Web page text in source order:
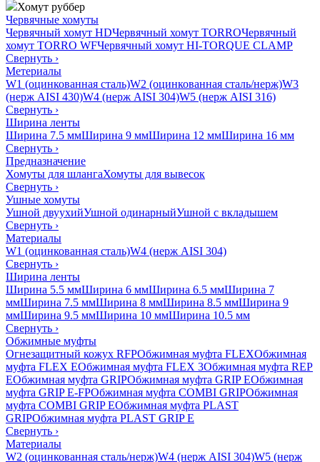
Хомут руббер
Червячные хомуты
Червячный хомут HDЧервячный хомут TORROЧервячный
хомут TORRO WFЧервячный хомут HI-TORQUE CLAMP
Свернуть ›
Метериалы
W1 (оцинкованная сталь)W2 (оцинкованная сталь/нерж)W3
(нерж AISI 430)W4 (нерж AISI 304)W5 (нерж AISI 316)
Свернуть ›
Ширина ленты
Ширина 7.5 ммШирина 9 ммШирина 12 ммШирина 16 мм
Свернуть ›
Предназначение
Хомуты для шлангаХомуты для вывесок
Свернуть ›
Ушные хомуты
Ушной двуухийУшной одинарныйУшной с вкладышем
Свернуть ›
Материалы
W1 (оцинкованная сталь)W4 (нерж AISI 304)
Свернуть ›
Ширина ленты
Ширина 5.5 ммШирина 6 ммШирина 6.5 ммШирина 7
ммШирина 7.5 ммШирина 8 ммШирина 8.5 ммШирина 9
ммШирина 9.5 ммШирина 10 ммШирина 10.5 мм
Свернуть ›
Обжимные муфты
Огнезащитный кожух RFPОбжимная муфта FLEXОбжимная
муфта FLEX EОбжимная муфта FLEX 3Обжимная муфта REP
EОбжимная муфта GRIPОбжимная муфта GRIP EОбжимная
муфта GRIP E-FPОбжимная муфта COMBI GRIPОбжимная
муфта COMBI GRIP EОбжимная муфта PLAST
GRIPОбжимная муфта PLAST GRIP E
Свернуть ›
Материалы
W2 (оцинкованная сталь/нерж)W4 (нерж AISI 304)W5 (нерж